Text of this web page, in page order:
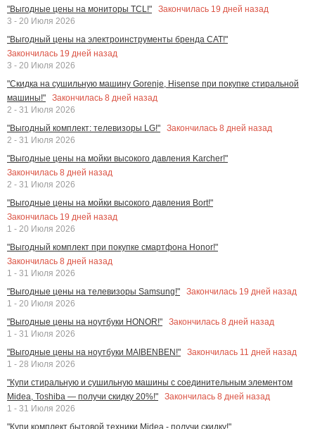
"Выгодные цены на мониторы TCL!"
Закончилась 19 дней назад
3 - 20 Июля 2026
"Выгодный цены на электроинструменты бренда CAT!"
Закончилась 19 дней назад
3 - 20 Июля 2026
"Скидка на сушильную машину Gorenje, Hisense при покупке стиральной
машины!"
Закончилась 8 дней назад
2 - 31 Июля 2026
"Выгодный комплект: телевизоры LG!"
Закончилась 8 дней назад
2 - 31 Июля 2026
"Выгодные цены на мойки высокого давления Karcher!"
Закончилась 8 дней назад
2 - 31 Июля 2026
"Выгодные цены на мойки высокого давления Bort!"
Закончилась 19 дней назад
1 - 20 Июля 2026
"Выгодный комплект при покупке смартфона Honor!"
Закончилась 8 дней назад
1 - 31 Июля 2026
"Выгодные цены на телевизоры Samsung!"
Закончилась 19 дней назад
1 - 20 Июля 2026
"Выгодные цены на ноутбуки HONOR!"
Закончилась 8 дней назад
1 - 31 Июля 2026
"Выгодные цены на ноутбуки MAIBENBEN!"
Закончилась 11 дней назад
1 - 28 Июля 2026
"Купи стиральную и сушильную машины с соединительным элементом
Midea, Toshiba — получи скидку 20%!"
Закончилась 8 дней назад
1 - 31 Июля 2026
"Купи комплект бытовой техники Midea - получи скидку!"